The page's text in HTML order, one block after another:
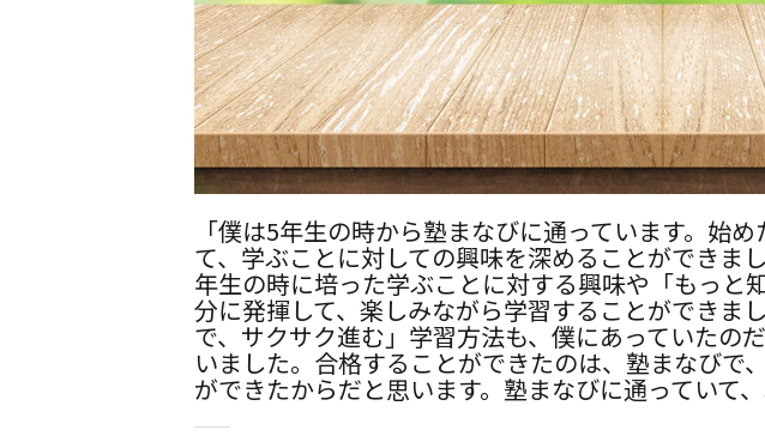
「僕は5年生の時から塾まなびに通っています。始
て、学ぶことに対しての興味を深めることができま
年生の時に培った学ぶことに対する興味や「もっ
分に発揮して、楽しみながら学習することができま
で、サクサク進む」学習方法も、僕にあっていたの
いました。合格することができたのは、塾まなびで
ができたからだと思います。塾まなびに通っていて